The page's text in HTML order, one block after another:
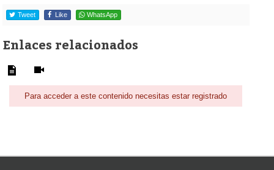
Tweet Like WhatsApp
Enlaces relacionados
Para acceder a este contenido necesitas estar registrado